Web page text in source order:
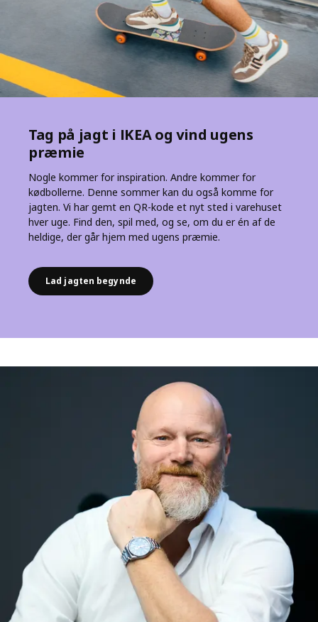
Tag på jagt i IKEA og vind ugens
præmie
Nogle kommer for inspiration. Andre kommer for
kødbollerne. Denne sommer kan du også komme for
jagten. Vi har gemt en QR-kode et nyt sted i varehuset
hver uge. Find den, spil med, og se, om du er én af de
heldige, der går hjem med ugens præmie.
Lad jagten begynde